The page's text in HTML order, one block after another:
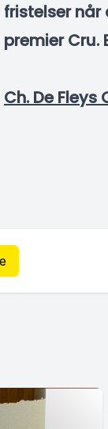
fristelser når
premier Cru.
Ch. De Fleys